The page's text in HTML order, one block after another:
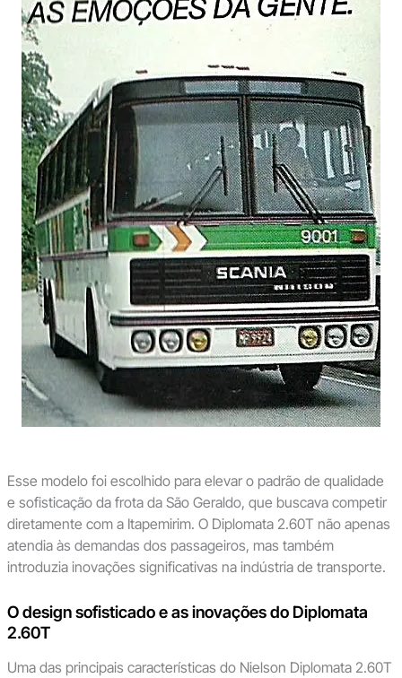
Esse modelo foi escolhido para elevar o padrão de qualidade
e sofisticação da frota da São Geraldo, que buscava competir
diretamente com a Itapemirim. O Diplomata 2.60T não apenas
atendia às demandas dos passageiros, mas também
introduzia inovações significativas na indústria de transporte.
O design sofisticado e as inovações do Diplomata
2.60T
Uma das principais características do Nielson Diplomata 2.60T